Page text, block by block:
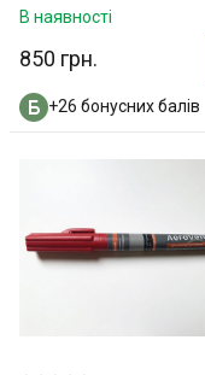
В наявності
850 грн.
+26 бонусних балів